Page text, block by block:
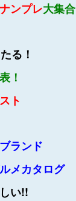
ンプレ大集合
る！
！
ト
ランド
メカタログ
い!!